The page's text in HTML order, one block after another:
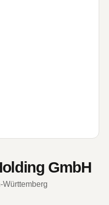
GmbH
Württemberg